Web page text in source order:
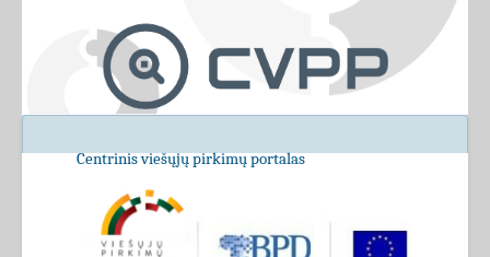
Centrinis viešųjų pirkimų portalas